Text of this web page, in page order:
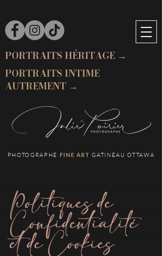
PHOTOGRAPHE FINE ART GATINEAU OTTAWA
PORTRAITS HÉRITAGE →
PORTRAITS INTIME
AUTREMENT →
Politiques de
Confidentialité
et de Cookies